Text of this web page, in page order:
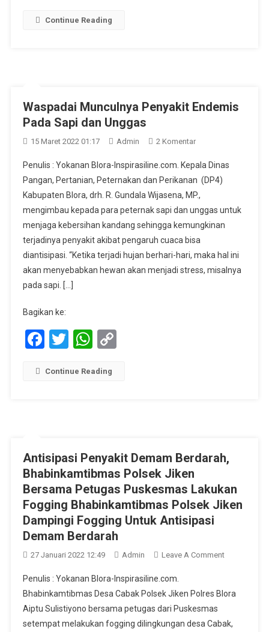
Continue Reading
Waspadai Munculnya Penyakit Endemis
Pada Sapi dan Unggas
15 Maret 2022 01:17 Admin 2 KomentarPada
Munculnya
Penyakit
Endemis
Pada
Sapi
Dan
Unggas
Penulis : Yokanan Blora-Inspirasiline.com. Kepala Dinas
Pangan, Pertanian, Peternakan dan Perikanan (DP4)
Kabupaten Blora, drh. R. Gundala Wijasena, MP.,
mengimbau kepada para peternak sapi dan unggas untuk
menjaga kebersihan kandang sehingga kemungkinan
terjadinya penyakit akibat pengaruh cuaca bisa
diantisipasi. “Ketika terjadi hujan berhari-hari, maka hal ini
akan menyebabkan hewan akan menjadi stress, misalnya
pada sapi. […]
Bagikan ke:
Facebook
TwitterWhatsApp
Copy
Continue Reading
Antisipasi Penyakit Demam Berdarah,
Bhabinkamtibmas Polsek Jiken
Bersama Petugas Puskesmas Lakukan
Fogging Bhabinkamtibmas Polsek Jiken
Dampingi Fogging Untuk Antisipasi
Demam Berdarah
27 Januari 2022 12:49 Admin Leave A CommentOn
Demam
Penulis : Yokanan Blora-Inspirasiline.com.
Bhabinkamtibmas Desa Cabak Polsek Jiken Polres Blora
Aiptu Sulistiyono bersama petugas dari Puskesmas
setempat melakukan fogging dilingkungan desa Cabak,